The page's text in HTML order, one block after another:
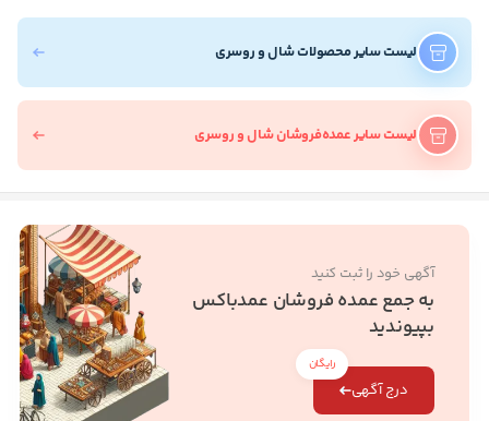
لیست سایر محصولات شال و روسری
لیست سایر عمده‌فروشان شال و روسری
آگهی خود را ثبت کنید
به جمع عمده فروشان عمدباکس
بپیوندید
درج آگهی
رایگان